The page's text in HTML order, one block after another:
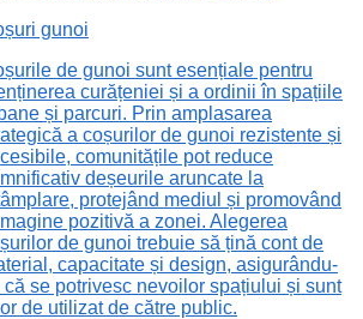
gunoi
de gunoi sunt esențiale pentru
curățeniei și a ordinii în spațiile
și parcuri. Prin amplasarea
a coșurilor de gunoi rezistente și
comunitățile pot reduce
deșeurile aruncate la
protejând mediul și promovând
pozitivă a zonei. Alegerea
de gunoi trebuie să țină cont de
capacitate și design, asigurându-
că se potrivesc nevoilor spațiului și sunt
de utilizat de către public.